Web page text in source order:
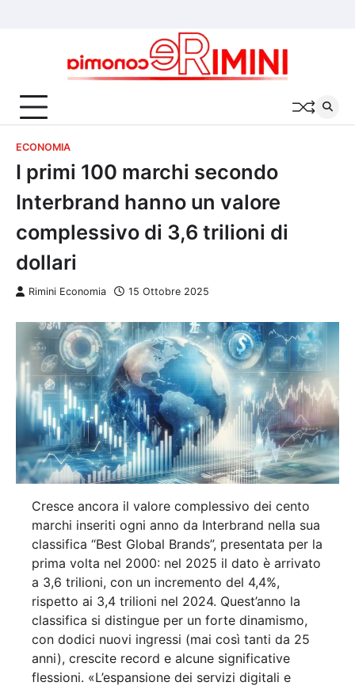
siamo
Policy
Policy
ECONOMIA
I primi 100 marchi secondo
Interbrand hanno un valore
complessivo di 3,6 trilioni di
dollari
Rimini Economia 15 Ottobre 2025
Cresce ancora il valore complessivo dei cento
marchi inseriti ogni anno da Interbrand nella sua
classifica “Best Global Brands”, presentata per la
prima volta nel 2000: nel 2025 il dato è arrivato
a 3,6 trilioni, con un incremento del 4,4%,
rispetto ai 3,4 trilioni nel 2024. Quest’anno la
classifica si distingue per un forte dinamismo,
con dodici nuovi ingressi (mai così tanti da 25
anni), crescite record e alcune significative
flessioni. «L’espansione dei servizi digitali e